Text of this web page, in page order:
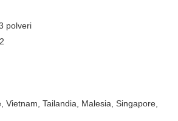
polveri
Vietnam, Tailandia, Malesia, Singapore,